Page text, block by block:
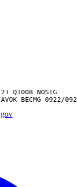
Q1008 NOSIG
BECMG 0922/